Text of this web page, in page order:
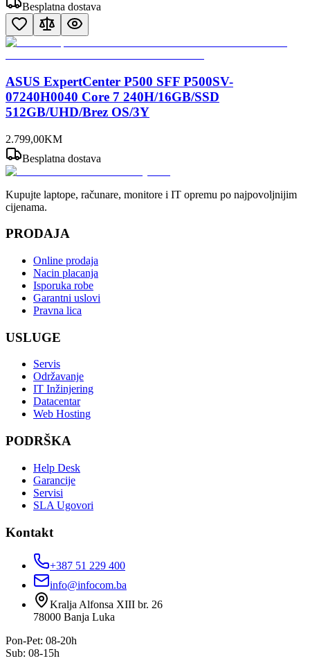
Besplatna dostava
ASUS ExpertCenter P500 SFF P500SV-
07240H0040 Core 7 240H/16GB/SSD
512GB/UHD/Brez OS/3Y
2.799,00KM
Besplatna dostava
Kupujte laptope, računare, monitore i IT opremu po najpovoljnijim
cijenama.
PRODAJA
Online prodaja
Nacin placanja
Isporuka robe
Garantni uslovi
Pravna lica
USLUGE
Servis
Održavanje
IT Inžinjering
Datacentar
Web Hosting
PODRŠKA
Help Desk
Garancije
Servisi
SLA Ugovori
Kontakt
+387 51 229 400
info@infocom.ba
Kralja Alfonsa XIII br. 26
78000 Banja Luka
Pon-Pet: 08-20h
Sub: 08-15h